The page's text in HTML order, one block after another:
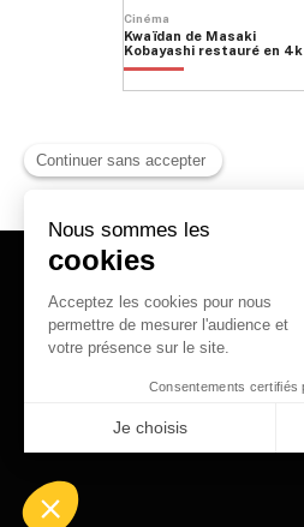
Cinéma
Kwaïdan de Masaki
Kobayashi restauré en 4k